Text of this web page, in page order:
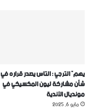
يهمّ الترجي : التاس يصدر قراره في
شأن مشاركة ليون المكسيكي في
مونديال الأندية
مايو 6, 2025